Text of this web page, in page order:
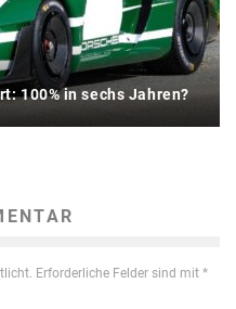
100% in sechs Jahren?
Erforderliche Felder sind mit *